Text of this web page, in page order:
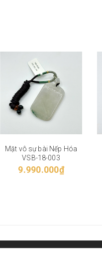
Mặt vô sự bài Nếp Hóa
VSB-18-003
9.990.000₫